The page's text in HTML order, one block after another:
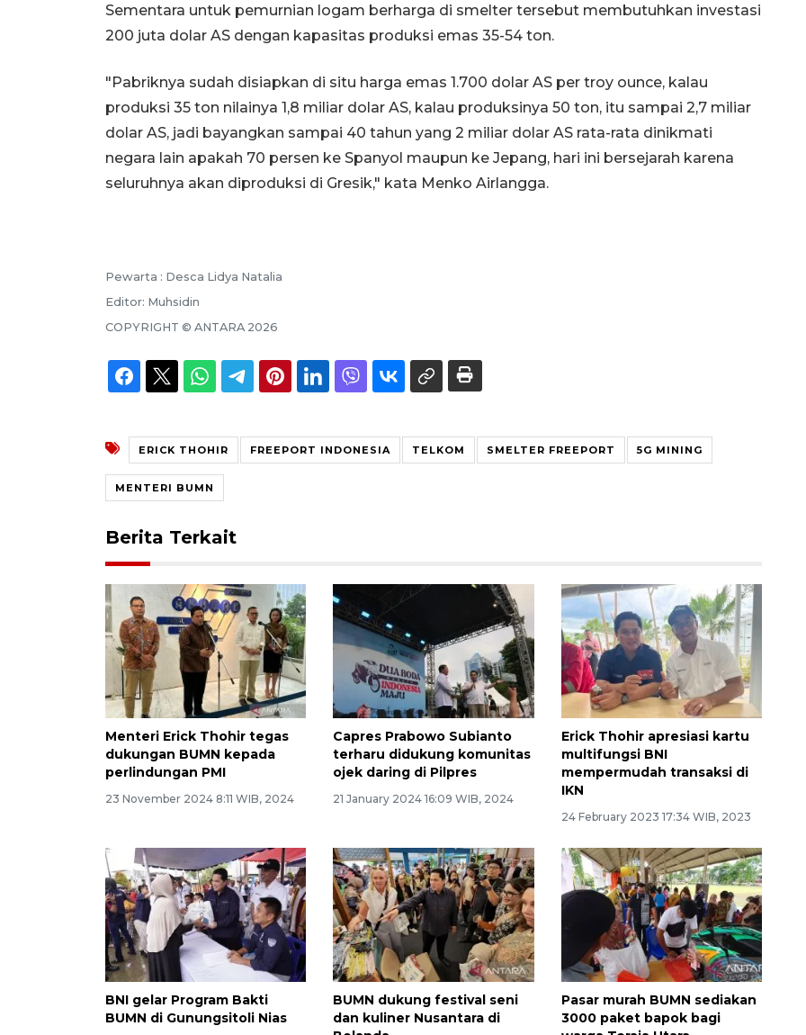
Sementara untuk pemurnian logam berharga di smelter tersebut membutuhkan investasi
200 juta dolar AS dengan kapasitas produksi emas 35-54 ton.
"Pabriknya sudah disiapkan di situ harga emas 1.700 dolar AS per troy ounce, kalau
produksi 35 ton nilainya 1,8 miliar dolar AS, kalau produksinya 50 ton, itu sampai 2,7 miliar
dolar AS, jadi bayangkan sampai 40 tahun yang 2 miliar dolar AS rata-rata dinikmati
negara lain apakah 70 persen ke Spanyol maupun ke Jepang, hari ini bersejarah karena
seluruhnya akan diproduksi di Gresik," kata Menko Airlangga.
Pewarta : Desca Lidya Natalia
Editor: Muhsidin
COPYRIGHT © ANTARA 2026
ERICK THOHIR FREEPORT INDONESIA TELKOM SMELTER FREEPORT 5G MINING
MENTERI BUMN
Berita Terkait
Menteri Erick Thohir tegas
dukungan BUMN kepada
perlindungan PMI
23 November 2024 8:11 WIB, 2024
Capres Prabowo Subianto
terharu didukung komunitas
ojek daring di Pilpres
21 January 2024 16:09 WIB, 2024
Erick Thohir apresiasi kartu
multifungsi BNI
mempermudah transaksi di
IKN
24 February 2023 17:34 WIB, 2023
BNI gelar Program Bakti
BUMN di Gunungsitoli Nias
BUMN dukung festival seni
dan kuliner Nusantara di
Pasar murah BUMN sediakan
3000 paket bapok bagi